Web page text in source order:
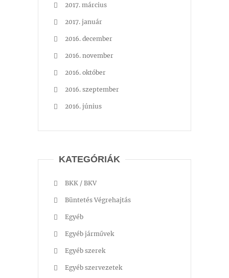
2017. március
2017. január
2016. december
2016. november
2016. október
2016. szeptember
2016. június
KATEGÓRIÁK
BKK / BKV
Büntetés Végrehajtás
Egyéb
Egyéb járművek
Egyéb szerek
Egyéb szervezetek